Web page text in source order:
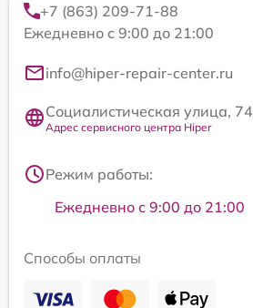
+7 (863) 209-71-88
Ежедневно с 9:00 до 21:00
info@hiper-repair-center.ru
Социалистическая улица, 74
Адрес сервисного центра Hiper
Режим работы:
Ежедневно с 9:00 до 21:00
Способы оплаты